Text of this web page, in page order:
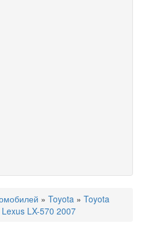
» Toyota » Toyota
LX-570 2007